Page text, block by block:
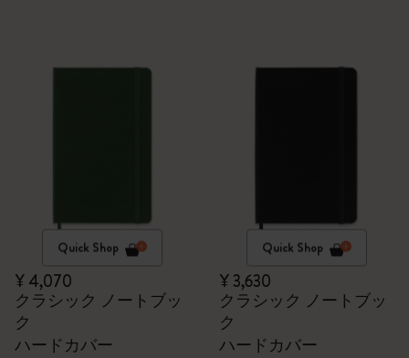
Quick Shop
¥ 4,070
クラシック ノートブッ
ク
ハードカバー
Quick Shop
¥ 3,630
クラシック ノートブッ
ク
ハードカバー